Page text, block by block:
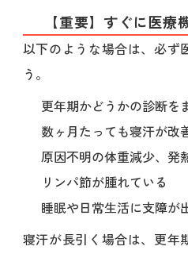
【重要】すぐに医
以下のような場合は、必ず
う。
更年期かどうかの診断を
数ヶ月たっても寝汗が改
原因不明の体重減少、発
リンパ節が腫れている
睡眠や日常生活に支障が
寝汗が長引く場合は、更年